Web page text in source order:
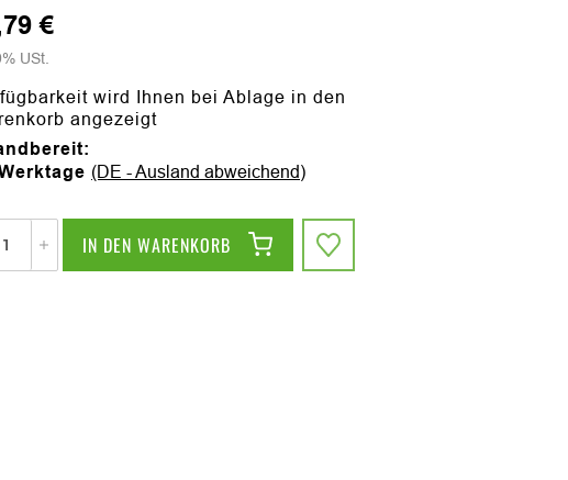
€
USt.
wird Ihnen bei Ablage in den
angezeigt
(DE - Ausland abweichend)
IN DEN WARENKORB